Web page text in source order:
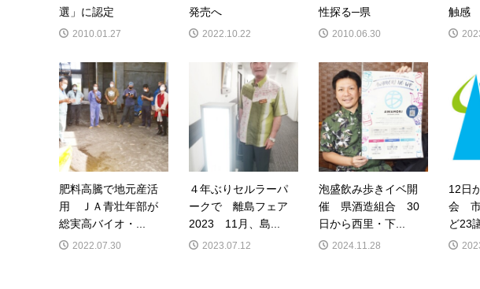
選」に認定
2010.01.27
発売へ
2022.10.22
性探る─県
2010.06.30
触感
肥料高騰で地元産活
用 ＪＡ青壮年部が
総実高バイオ・...
2022.07.30
４年ぶりセルラーパ
ークで 離島フェア
2023 11月、島...
2023.07.12
泡盛飲み歩きイベ開
催 県酒造組合 30
日から西里・下...
2024.11.28
12日
会 市
ど23